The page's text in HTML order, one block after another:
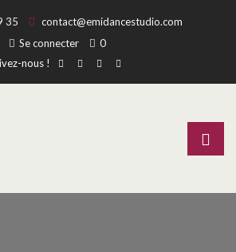
35
contact@emidancestudio.com
Se connecter
0
nous !